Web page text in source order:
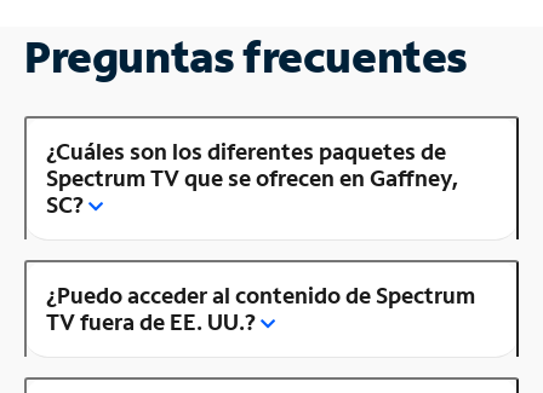
Preguntas frecuentes
¿Cuáles son los diferentes paquetes de
Spectrum TV que se ofrecen en Gaffney,
SC?
¿Puedo acceder al contenido de Spectrum
TV fuera de EE. UU.?